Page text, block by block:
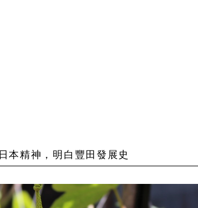
本精神，明白豐田發展史